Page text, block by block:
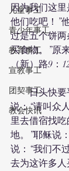
儿童事工
青少年事工
教育事工
宣教事工
团契事工
教会快讯
因为我们这
他们吃吧！”
过是五个饼
买食物。”原
（新）路9：
日头快要平
说：“请叫众
里去借宿找
地。”耶稣说
说：“我们不
去为这许多